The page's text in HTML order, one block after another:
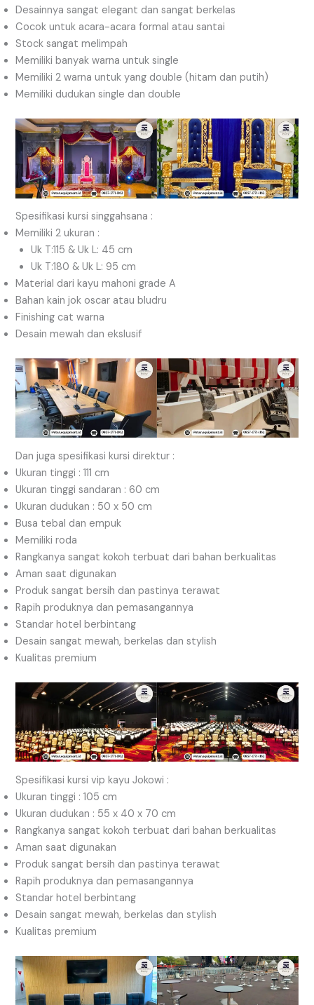
Desainnya sangat elegant dan sangat berkelas
Cocok untuk acara-acara formal atau santai
Stock sangat melimpah
Memiliki banyak warna untuk single
Memiliki 2 warna untuk yang double (hitam dan putih)
Memiliki dudukan single dan double
Spesifikasi kursi singgahsana :
Memiliki 2 ukuran :
Uk T:115 & Uk L: 45 cm
Uk T:180 & Uk L: 95 cm
Material dari kayu mahoni grade A
Bahan kain jok oscar atau bludru
Finishing cat warna
Desain mewah dan ekslusif
Dan juga spesifikasi kursi direktur :
Ukuran tinggi : 111 cm
Ukuran tinggi sandaran : 60 cm
Ukuran dudukan : 50 x 50 cm
Busa tebal dan empuk
Memiliki roda
Rangkanya sangat kokoh terbuat dari bahan berkualitas
Aman saat digunakan
Produk sangat bersih dan pastinya terawat
Rapih produknya dan pemasangannya
Standar hotel berbintang
Desain sangat mewah, berkelas dan stylish
Kualitas premium
Spesifikasi kursi vip kayu Jokowi :
Ukuran tinggi : 105 cm
Ukuran dudukan : 55 x 40 x 70 cm
Rangkanya sangat kokoh terbuat dari bahan berkualitas
Aman saat digunakan
Produk sangat bersih dan pastinya terawat
Rapih produknya dan pemasangannya
Standar hotel berbintang
Desain sangat mewah, berkelas dan stylish
Kualitas premium